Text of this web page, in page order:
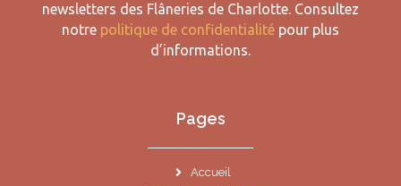
newsletters des Flâneries de Charlotte. Consultez
notre politique de confidentialité pour plus
d’informations.
Pages
Accueil